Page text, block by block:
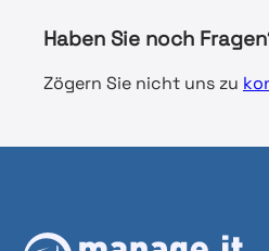
Haben Sie noch
Zögern Sie nicht uns zu